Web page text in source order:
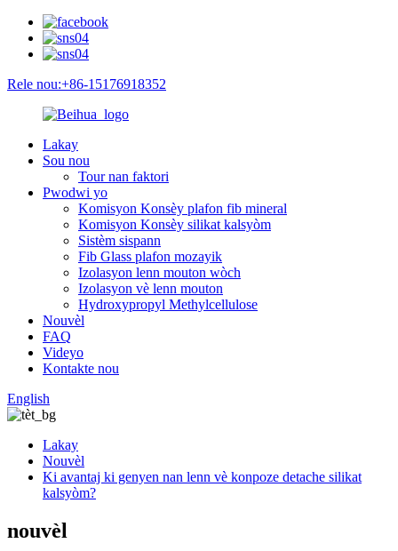
Rele nou:+86-15176918352
Lakay
Sou nou
Tour nan faktori
Pwodwi yo
Komisyon Konsèy plafon fib mineral
Komisyon Konsèy silikat kalsyòm
Sistèm sispann
Fib Glass plafon mozayik
Izolasyon lenn mouton wòch
Izolasyon vè lenn mouton
Hydroxypropyl Methylcellulose
Nouvèl
FAQ
Videyo
Kontakte nou
English
Lakay
Nouvèl
Ki avantaj ki genyen nan lenn vè konpoze detache silikat
kalsyòm?
nouvèl